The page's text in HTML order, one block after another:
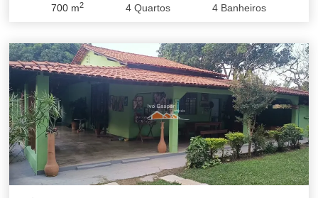
700 m2 4 Quartos 4 Banheiros